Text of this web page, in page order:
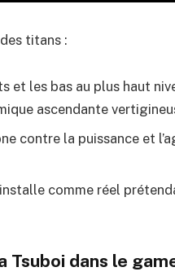
titans :
et les bas au plus haut
ascendante
contre la puissance et
comme réel
dans le